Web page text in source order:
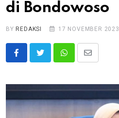
di Bondowoso
BY REDAKSI 17 NOVEMBER 2023
WhatsappShare
Email